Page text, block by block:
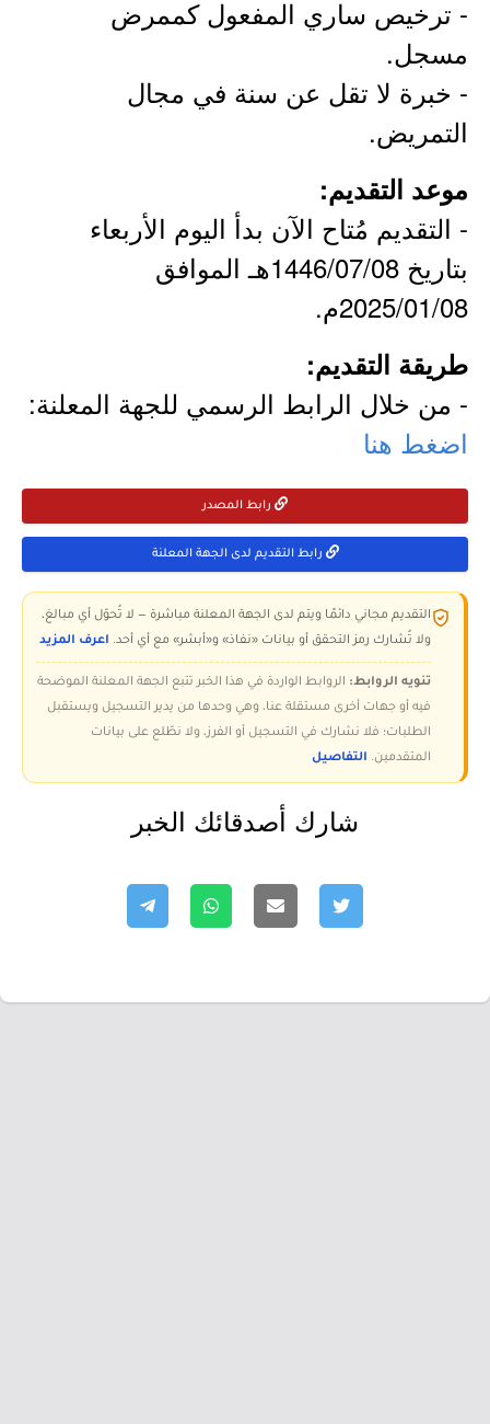
- ترخيص ساري المفعول كممرض
مسجل.
- خبرة لا تقل عن سنة في مجال
التمريض.
موعد التقديم:
- التقديم مُتاح الآن بدأ اليوم الأربعاء
بتاريخ 1446/07/08هـ الموافق
2025/01/08م.
طريقة التقديم:
- من خلال الرابط الرسمي للجهة المعلنة:
اضغط هنا
رابط المصدر
رابط التقديم لدى الجهة المعلنة
التقديم مجاني دائمًا ويتم لدى الجهة المعلنة مباشرة — لا تُحوّل أي مبالغ،
ولا تُشارك رمز التحقق أو بيانات «نفاذ» و«أبشر» مع أي أحد. اعرف المزيد
تنويه الروابط: الروابط الواردة في هذا الخبر تتبع الجهة المعلنة الموضحة
فيه أو جهات أخرى مستقلة عنا، وهي وحدها من يدير التسجيل ويستقبل
الطلبات؛ فلا نشارك في التسجيل أو الفرز، ولا نطّلع على بيانات
المتقدمين. التفاصيل
شارك أصدقائك الخبر